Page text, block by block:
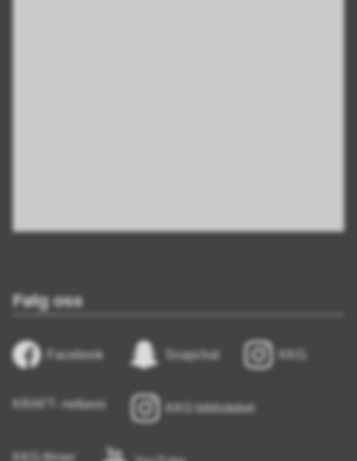
Følg oss
Facebook Snapchat
KRAFT- nettavis KKG biblioteket
KKG-filmer